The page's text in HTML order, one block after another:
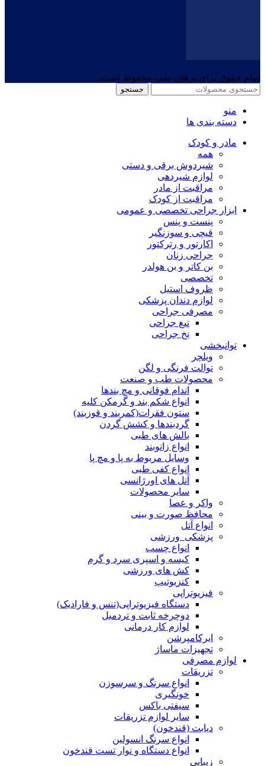
تمام حقوق برای پرهان طب محفوظ است.
جستجو
منو
دسته بندی ها
مادر و کودک
همه
شیردوش برقی و دستی
لوازم شیردهی
مراقبت از مادر
مراقبت از کودک
ابزار جراحی تخصصی و عمومی
پنست و پنس
قیچی و سوزنگیر
اکارتور و رترکتور
جراحی زنان
بن کاتر و بن هولدر
تخصصی
ظروف استیل
لوازم دندان پزشکی
مصرفی جراحی
تیغ جراحی
نخ جراحی
توانبخشی
ویلچر
توالت فرنگی و لگن
محصولات طب و صنعت
اندام فوقانی و مچ بندها
انواع شکم بند و گرمکن کلیه
ستون فقرات(کمربند و قوزبند)
گردبندها و کشش گردن
بالش های طبی
انواع زانوبند
وسایل مربوط به پا و مچ پا
انواع کفی طبی
آتل های اورژانسی
سایر محصولات
واکر و عصا
محافظ صورت و بینی
انواع آتل
پزشکی_ورزشی
انواع چسب
کیسه و اسپری سرد و گرم
کش های ورزشی
کنزیوتیپ
فیزیوتراپی
دستگاه فیزیوتراپی(تنس و فارادیک)
دوچرخه ثابت و تردمیل
لوازم کار درمانی
ایرکامپرشن
تجهیزات ماساژ
لوازم مصرفی
تزریقات
انواع سرنگ و سرسوزن
خونگیری
سیفتی باکس
سایر لوازم تزریقات
دیابت (قندخون)
انواع سرنگ انسولین
انواع دستگاه و نوار تست قندخون
زیبایی